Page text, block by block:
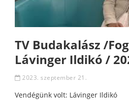
TV Budakalász /
Lávinger Ildikó /
2023. szeptember 21.
Vendégünk volt: Lávinger Ildikó